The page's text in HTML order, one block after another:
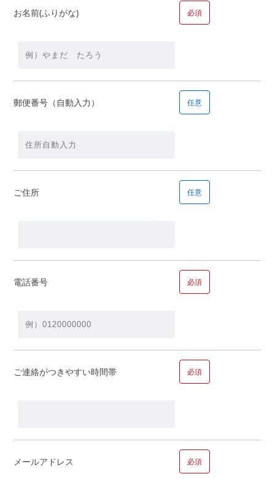
お名前(ふりがな) 必須
郵便番号（自動入力） 任意
ご住所 任意
電話番号 必須
ご連絡がつきやすい時間帯 必須
メールアドレス 必須
頭金 万
毎月の返済の希望額
年収
ご家族で合計すると…
万円
■問１３.ご職業についてお聞かせください